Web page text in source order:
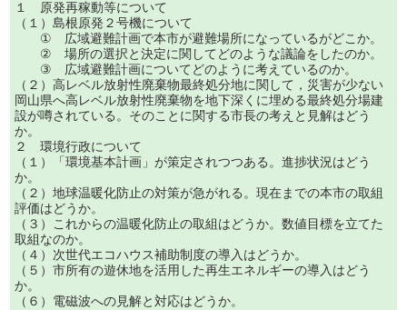
１ 原発再稼動等について
（１）島根原発２号機について
① 広域避難計画で本市が避難場所になっているがどこか。
② 場所の選択と決定に関してどのような議論をしたのか。
③ 広域避難計画についてどのように考えているのか。
（２）高レベル放射性廃棄物最終処分地に関して，災害が少ない
岡山県へ高レベル放射性廃棄物を地下深くに埋める最終処分場建
設が噂されている。そのことに関する市長の考えと見解はどう
か。
２ 環境行政について
（１）「環境基本計画」が策定されつつある。進捗状況はどう
か。
（２）地球温暖化防止の対策が急がれる。現在までの本市の取組
評価はどうか。
（３）これからの温暖化防止の取組はどうか。数値目標を立てた
取組なのか。
（４）次世代エコハウス補助制度の導入はどうか。
（５）市所有の遊休地を活用した再生エネルギーの導入はどう
か。
（６）電磁波への見解と対応はどうか。